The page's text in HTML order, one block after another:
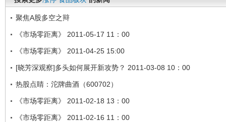
聚焦A股多空之辩
《市场零距离》 2011-05-17 11：00
《市场零距离》 2011-04-25 15:00
[晓芳深观察]多头如何展开新攻势？ 2011-03-08 10：00
热股点睛：沱牌曲酒（600702）
《市场零距离》 2011-02-18 13：00
《市场零距离》 2011-02-16 11：00